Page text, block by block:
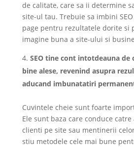
de calitate, care sa ii determine
site-ul tau. Trebuie sa imbini
page pentru rezultatele dorite si
imagine buna a site-ului si
SEO tine cont intotdeauna de
bine alese, revenind asupra
aducand imbunatatiri
Cuvintele cheie sunt foarte
Ele sunt baza care conduce
clienti pe site sau mentinerii
stiu metodele cele mai bune